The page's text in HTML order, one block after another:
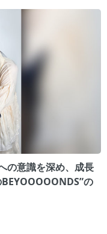
の意識を深め、成長
の